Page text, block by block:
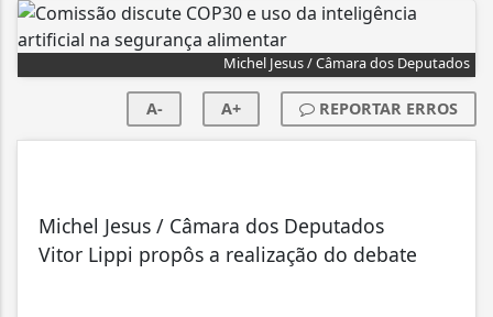
Michel Jesus / Câmara dos Deputados
A- A+ REPORTAR ERROS
Michel Jesus / Câmara dos Deputados
Vitor Lippi propôs a realização do debate